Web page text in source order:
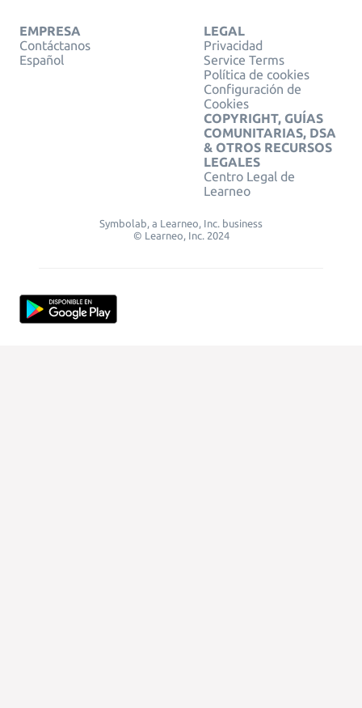
EMPRESA
Contáctanos
Español
LEGAL
Privacidad
Service Terms
Política de cookies
Configuración de
Cookies
COPYRIGHT, GUÍAS
COMUNITARIAS, DSA
& OTROS RECURSOS
LEGALES
Centro Legal de
Learneo
Symbolab, a Learneo, Inc. business
© Learneo, Inc. 2024